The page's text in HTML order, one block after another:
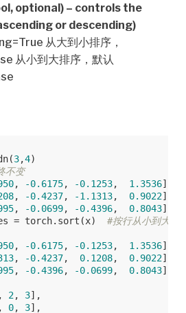
optional) – controls the
or descending)
从大到小排序，
从小到大排序，默认
3,4)
不变
, -0.6175, -0.1253, 1.3536],
, -0.4237, -1.1313, 0.9022],
, -0.0699, -0.4396, 0.8043]])
= torch.sort(x) #按行从小到大排
, -0.6175, -0.1253, 1.3536],
, -0.4237, 0.1208, 0.9022],
, -0.4396, -0.0699, 0.8043]])
, 2, 3],
, 0, 3],